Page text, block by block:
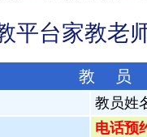
平台家教老
教 员
教员姓
电话预